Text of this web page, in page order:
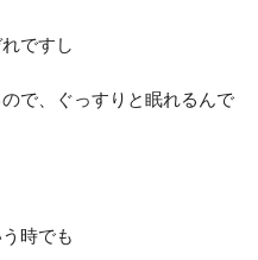
ですし
で、ぐっすりと眠れるんで
時でも